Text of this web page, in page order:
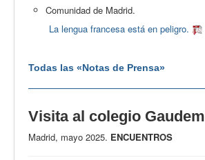
Comunidad de Madrid.
La lengua francesa está en peligro.
Todas las «Notas de Prensa»
Visita al colegio Gaudem
Madrid, mayo 2025. ENCUENTROS